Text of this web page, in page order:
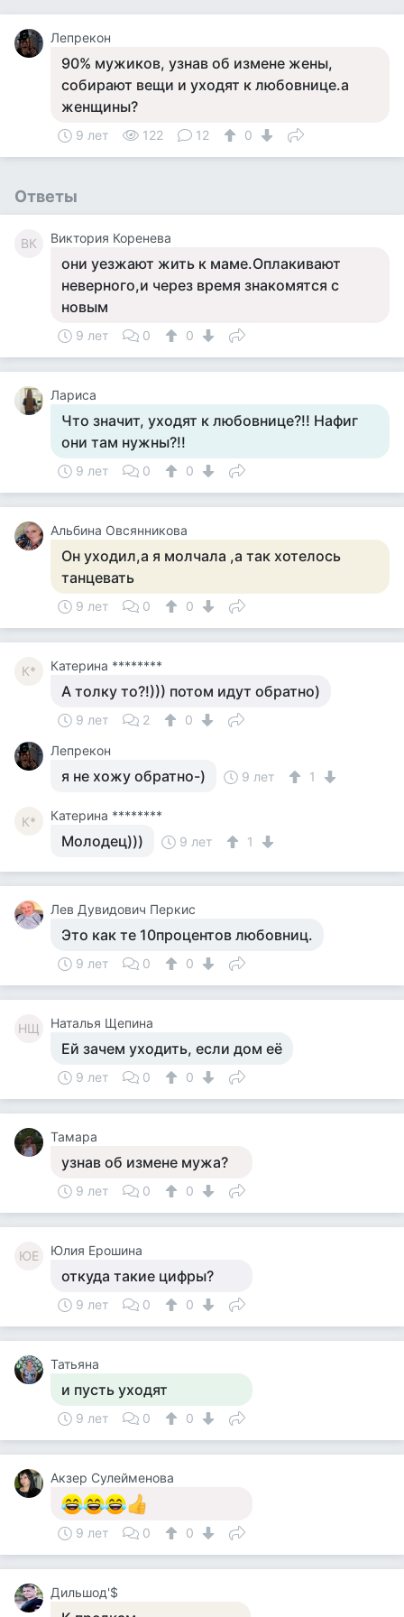
Лепрекон
90% мужиков, узнав об измене жены,
собирают вещи и уходят к любовнице.а
женщины?
9 лет 122 12 0
Ответы
ВК Виктория Коренева
они уезжают жить к маме.Оплакивают
неверного,и через время знакомятся с
новым
9 лет 0 0
Лариса
Что значит, уходят к любовнице?!! Нафиг
они там нужны?!!
9 лет 0 0
Альбина Овсянникова
Он уходил,а я молчала ,а так хотелось
танцевать
9 лет 0 0
К* Катерина ********
А толку то?!))) потом идут обратно)
9 лет 2
0
Лепрекон
я не хожу обратно-) 9 лет 1
К* Катерина ********
Молодец))) 9 лет 1
Лев Дувидович Перкис
Это как те 10процентов любовниц.
9 лет 0 0
НЩ Наталья Щепина
Ей зачем уходить, если дом её
9 лет 0 0
Тамара
узнав об измене мужа?
9 лет 0 0
ЮЕ Юлия Ерошина
откуда такие цифры?
9 лет 0 0
Татьяна
и пусть уходят
9 лет 0 0
Акзер Сулейменова
9 лет 0 0
Дильшод'$